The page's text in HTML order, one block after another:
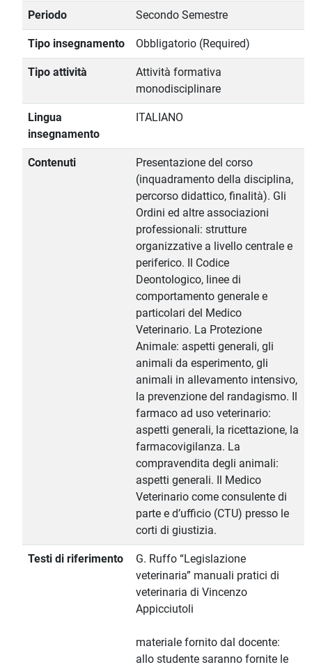
Periodo Secondo Semestre
Tipo insegnamento Obbligatorio (Required)
Tipo attività
Attività formativa
monodisciplinare
Lingua
insegnamento
ITALIANO
Contenuti
Presentazione del corso
(inquadramento della disciplina,
percorso didattico, finalità). Gli
Ordini ed altre associazioni
professionali: strutture
organizzative a livello centrale e
periferico. Il Codice
Deontologico, linee di
comportamento generale e
particolari del Medico
Veterinario. La Protezione
Animale: aspetti generali, gli
animali da esperimento, gli
animali in allevamento intensivo,
la prevenzione del randagismo. Il
farmaco ad uso veterinario:
aspetti generali, la ricettazione, la
farmacovigilanza. La
compravendita degli animali:
aspetti generali. Il Medico
Veterinario come consulente di
parte e d’ufficio (CTU) presso le
corti di giustizia.
Testi di riferimento
G. Ruffo “Legislazione
veterinaria” manuali pratici di
veterinaria di Vincenzo
Appicciutoli
materiale fornito dal docente:
allo studente saranno fornite le